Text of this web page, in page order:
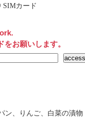
SIMカード
をお願いします。
ン、りんご、白菜の漬物